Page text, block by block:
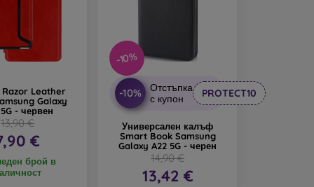
интересен дизайн. Недостатък е, че при
изработват от рециклирани материали, така
днес е много важна.
за телефони, изработени от различни
Leather
Galaxy
- червен
13,90 €
€
брой в
-10%
-10%
Отстъпка
с купон
PROTECT10
Универсален калъф
Smart Book Samsung
Galaxy A22 5G - черен
14,90 €
13,42 €